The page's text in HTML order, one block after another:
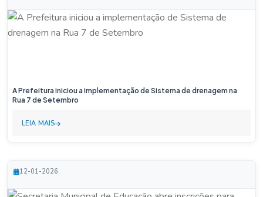
A Prefeitura iniciou a implementação de Sistema de drenagem na
Rua 7 de Setembro
LEIA MAIS
12-01-2026